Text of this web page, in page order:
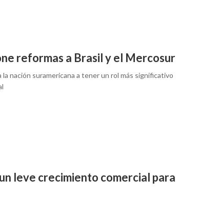
reformas a Brasil y el Mercosur
la nación suramericana a tener un rol más significativo
leve crecimiento comercial para